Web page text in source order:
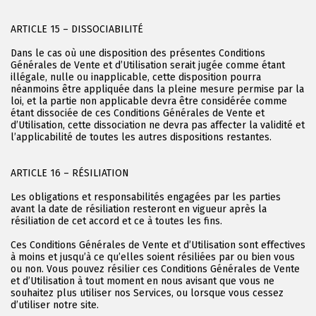
ARTICLE 15 – DISSOCIABILITÉ
Dans le cas où une disposition des présentes Conditions
Générales de Vente et d’Utilisation serait jugée comme étant
illégale, nulle ou inapplicable, cette disposition pourra
néanmoins être appliquée dans la pleine mesure permise par la
loi, et la partie non applicable devra être considérée comme
étant dissociée de ces Conditions Générales de Vente et
d’Utilisation, cette dissociation ne devra pas affecter la validité et
l’applicabilité de toutes les autres dispositions restantes.
ARTICLE 16 – RÉSILIATION
Les obligations et responsabilités engagées par les parties
avant la date de résiliation resteront en vigueur après la
résiliation de cet accord et ce à toutes les fins.
Ces Conditions Générales de Vente et d’Utilisation sont effectives
à moins et jusqu’à ce qu’elles soient résiliées par ou bien vous
ou non. Vous pouvez résilier ces Conditions Générales de Vente
et d’Utilisation à tout moment en nous avisant que vous ne
souhaitez plus utiliser nos Services, ou lorsque vous cessez
d’utiliser notre site.